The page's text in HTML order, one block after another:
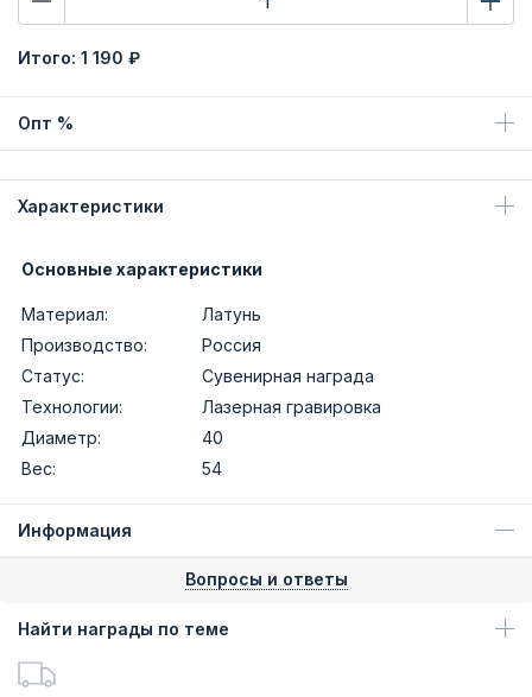
Итого: 1 190 ₽
Опт %
Характеристики
Основные характеристики
Материал:
Латунь
Производство:
Россия
Статус:
Сувенирная награда
Технологии:
Лазерная гравировка
Диаметр:
40
Вес:
54
Информация
Вопросы и ответы
Найти награды по теме